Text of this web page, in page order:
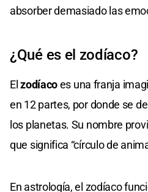
absorber demasiado las
¿Qué es el zodíaco?
Elzodíacoes una franja
en 12 partes, por donde se
los planetas. Su nombre
que significa “círculo de
En astrología, el zodíaco